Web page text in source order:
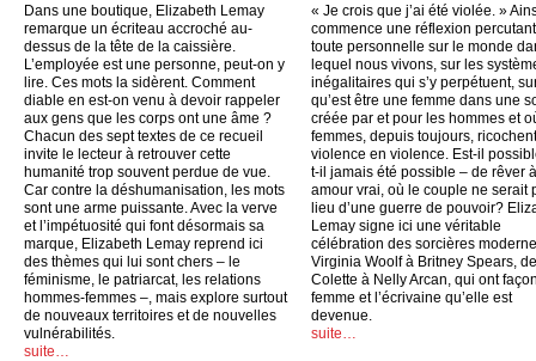
Dans une boutique, Elizabeth Lemay
remarque un écriteau accroché au-
dessus de la tête de la caissière.
L’employée est une personne, peut-on y
lire. Ces mots la sidèrent. Comment
diable en est-on venu à devoir rappeler
aux gens que les corps ont une âme ?
Chacun des sept textes de ce recueil
invite le lecteur à retrouver cette
humanité trop souvent perdue de vue.
Car contre la déshumanisation, les mots
sont une arme puissante. Avec la verve
et l’impétuosité qui font désormais sa
marque, Elizabeth Lemay reprend ici
des thèmes qui lui sont chers – le
féminisme, le patriarcat, les relations
hommes-femmes –, mais explore surtout
de nouveaux territoires et de nouvelles
vulnérabilités.
suite…
« Je crois que j’ai été violée. »
commence une réflexion
toute personnelle sur le monde
lequel nous vivons, sur les
inégalitaires qui s’y perpétuent,
qu’est être une femme dans une
créée par et pour les hommes et
femmes, depuis toujours,
violence en violence. Est-il
t-il jamais été possible – de rêver
amour vrai, où le couple ne serait
lieu d’une guerre de pouvoir?
Lemay signe ici une véritable
célébration des sorcières
Virginia Woolf à Britney Spears, de
Colette à Nelly Arcan, qui ont
femme et l’écrivaine qu’elle est
devenue.
suite…